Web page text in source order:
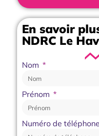
En savoir
NDRC Le
Nom
Prénom
Numéro de téléphone